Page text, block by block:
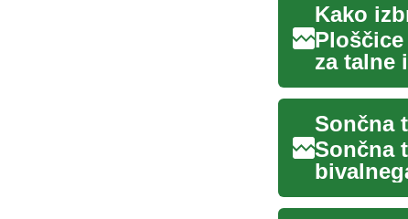
Kako
za talne
Sončna
okolja